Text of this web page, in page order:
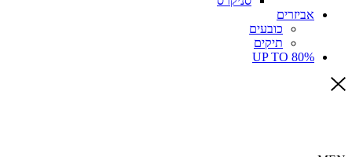
אביזרים
כובעים
תיקים
UP TO 80%